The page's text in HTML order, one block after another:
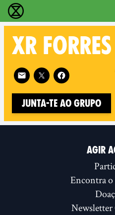
Extinction Rebellion -
XR FORRES
Follow XR Forres on
Junta-te ao Grupo
AGIR
Encontra